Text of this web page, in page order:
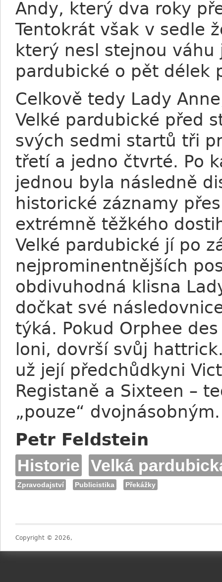
Andy, který dva roky
Tentokrát však v sedle
který nesl stejnou
pardubické o pět délek
Celkově tedy Lady
Velké pardubické před
svých sedmi startů tři
třetí a jedno čtvrté. Po
jednou byla následně
historické záznamy
extrémně těžkého
Velké pardubické jí po
nejprominentnějších
obdivuhodná klisna
dočkat své
týká. Pokud Orphee
loni, dovrší svůj
už její předchůdkyni
Registaně a Sixteen –
„pouze“ dvojnásobným.
Petr Feldstein
Historie Velká
Zpravodajství Publicistika Překážky
Copyright © 2026,